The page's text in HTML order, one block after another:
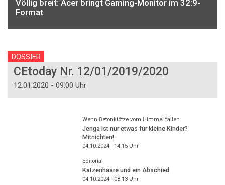
Völlig breit: Acer bringt Gaming-Monitor im 32:9-
Format
DOSSIER
CEtoday Nr. 12/01/2019/2020
12.01.2020 - 09:00 Uhr
Wenn Betonklötze vom Himmel fallen
Jenga ist nur etwas für kleine Kinder?
Mitnichten!
04.10.2024 - 14:15Uhr
Editorial
Katzenhaare und ein Abschied
04.10.2024 - 08:13Uhr